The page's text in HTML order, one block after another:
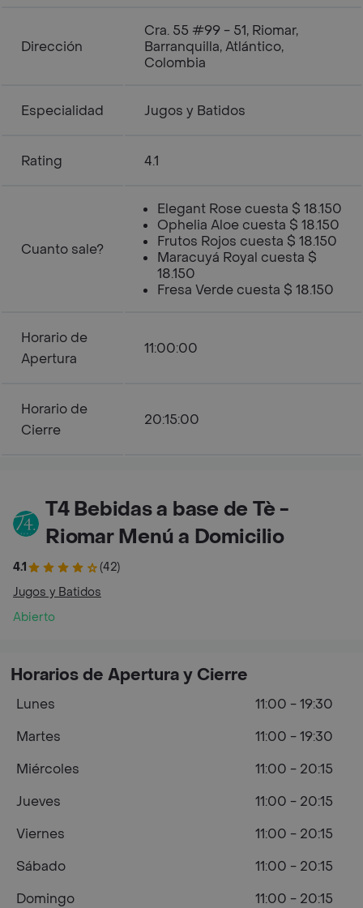
Dirección
Cra. 55 #99 - 51, Riomar,
Barranquilla, Atlántico,
Colombia
Especialidad Jugos y Batidos
Rating 4.1
Cuanto sale?
Elegant Rose cuesta $ 18.150
Ophelia Aloe cuesta $ 18.150
Frutos Rojos cuesta $ 18.150
Maracuyá Royal cuesta $
18.150
Fresa Verde cuesta $ 18.150
Horario de
Apertura
11:00:00
Horario de
Cierre
20:15:00
T4 Bebidas a base de Tè -
Riomar Menú a Domicilio
4.1
(42)
Jugos y Batidos
Abierto
Horarios de Apertura y Cierre
Lunes
11:00 - 19:30
Martes
11:00 - 19:30
Miércoles
11:00 - 20:15
Jueves
11:00 - 20:15
Viernes
11:00 - 20:15
Sábado
11:00 - 20:15
Domingo
11:00 - 20:15